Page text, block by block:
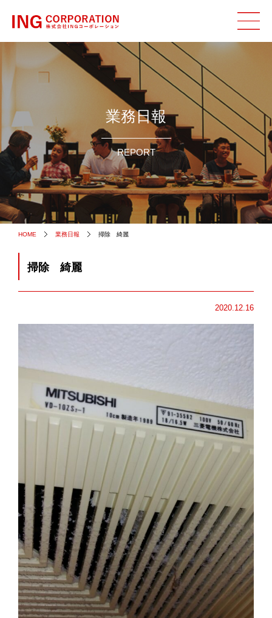
業務日報
REPORT
HOME 業務日報 掃除 綺麗
掃除 綺麗
2020.12.16